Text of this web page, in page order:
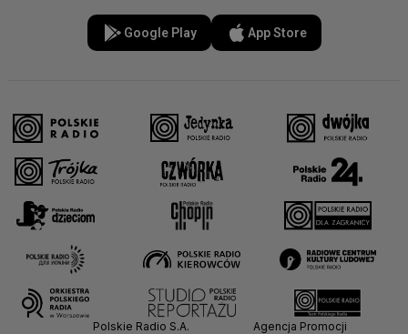
Google Play App Store
Polskie Radio S.A.
Agencja Promocji